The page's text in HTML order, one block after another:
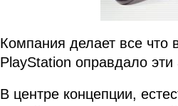
Компания делает все что
PlayStation оправдало
В центре концепции,